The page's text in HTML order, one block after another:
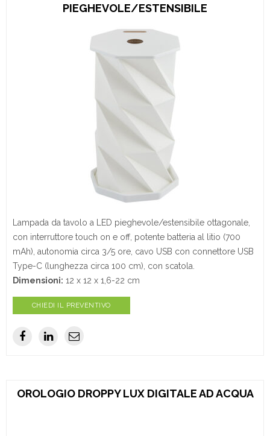
PIEGHEVOLE/ESTENSIBILE
Lampada da tavolo a LED pieghevole/estensibile ottagonale,
con interruttore touch on e off, potente batteria al litio (700
mAh), autonomia circa 3/5 ore, cavo USB con connettore USB
Type-C (lunghezza circa 100 cm), con scatola.
Dimensioni: 12 x 12 x 1,6-22 cm
CHIEDI IL PREVENTIVO
OROLOGIO DROPPY LUX DIGITALE AD ACQUA